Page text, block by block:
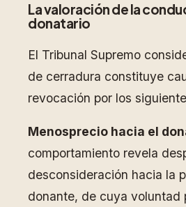
La valoración de la
donatario
El Tribunal Supremo
de cerradura constituye
revocación por los
Menosprecio hacia el
comportamiento revela
desconsideración hacia la
donante, de cuya voluntad